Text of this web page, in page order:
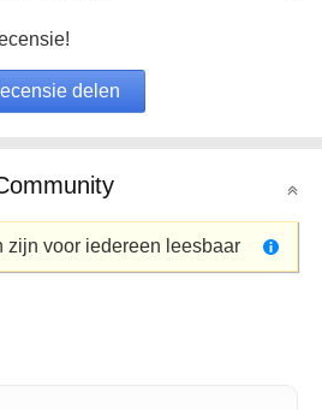
zijn voor iedereen leesbaar